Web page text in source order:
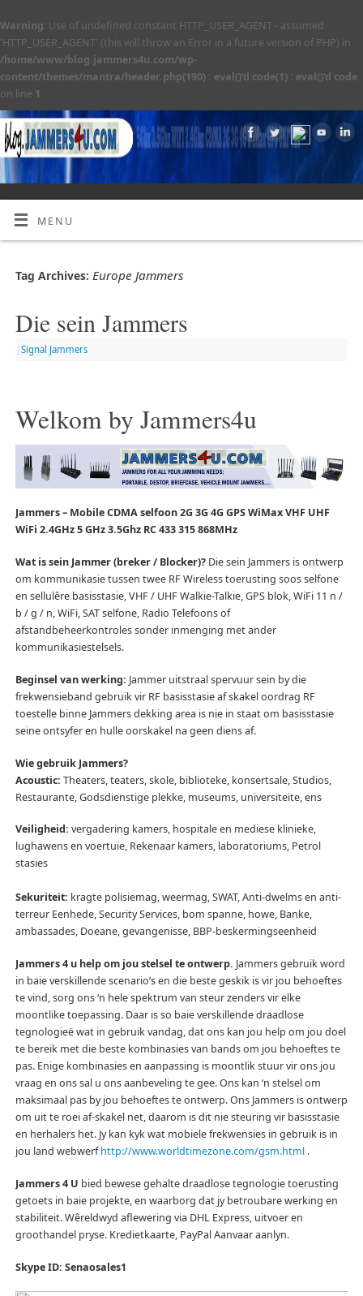
Warning: Use of undefined constant HTTP_USER_AGENT - assumed
'HTTP_USER_AGENT' (this will throw an Error in a future version of PHP) in
/home/www/blog.jammers4u.com/wp-
content/themes/mantra/header.php(190) : eval()'d code(1) : eval()'d code
on line 1
MENU
Tag Archives: Europe Jammers
Die sein Jammers
Signal Jammers
Welkom by Jammers4u
Jammers – Mobile CDMA selfoon 2G 3G 4G GPS WiMax VHF UHF
WiFi 2.4GHz 5 GHz 3.5Ghz RC 433 315 868MHz
Wat is sein Jammer (breker / Blocker)?Die sein Jammers is ontwerp
om kommunikasie tussen twee RF Wireless toerusting soos selfone
en sellulêre basisstasie, VHF / UHF Walkie-Talkie, GPS blok, WiFi 11 n /
b / g / n, WiFi, SAT selfone, Radio Telefoons of
afstandbeheerkontroles sonder inmenging met ander
kommunikasiestelsels.
Beginsel van werking: Jammer uitstraal spervuur sein by die
frekwensieband gebruik vir RF basisstasie af skakel oordrag RF
toestelle binne Jammers dekking area is nie in staat om basisstasie
seine ontsyfer en hulle oorskakel na geen diens af.
Wie gebruik Jammers?
Acoustic: Theaters, teaters, skole, biblioteke, konsertsale, Studios,
Restaurante, Godsdienstige plekke, museums, universiteite, ens
Veiligheid: vergadering kamers, hospitale en mediese klinieke,
lughawens en voertuie, Rekenaar kamers, laboratoriums, Petrol
stasies
Sekuriteit: kragte polisiemag, weermag, SWAT, Anti-dwelms en anti-
terreur Eenhede, Security Services, bom spanne, howe, Banke,
ambassades, Doeane, gevangenisse, BBP-beskermingseenheid
Jammers 4 u help om jou stelsel te ontwerp. Jammers gebruik word
in baie verskillende scenario’s en die beste geskik is vir jou behoeftes
te vind, sorg ons ‘n hele spektrum van steur zenders vir elke
moontlike toepassing. Daar is so baie verskillende draadlose
tegnologieë wat in gebruik vandag, dat ons kan jou help om jou doel
te bereik met die beste kombinasies van bands om jou behoeftes te
pas. Enige kombinasies en aanpassing is moontlik stuur vir ons jou
vraag en ons sal u ons aanbeveling te gee.Ons kan ‘n stelsel om
maksimaal pas by jou behoeftes te ontwerp.Ons Jammers is ontwerp
om uit te roei af-skakel net, daarom is dit nie steuring vir basisstasie
en herhalers het. Jy kan kyk wat mobiele frekwensies in gebruik is in
jou land webwerfhttp://www.worldtimezone.com/gsm.html.
Jammers 4 U bied bewese gehalte draadlose tegnologie toerusting
getoets in baie projekte, en waarborg dat jy betroubare werking en
stabiliteit.Wêreldwyd aflewering via DHL Express, uitvoer en
groothandel pryse. Kredietkaarte, PayPal Aanvaar aanlyn.
Skype ID: Senaosales1